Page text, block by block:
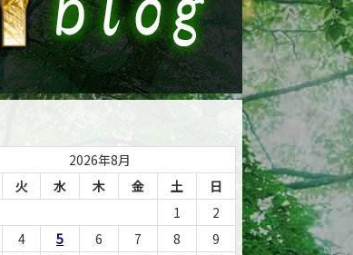
2026年8月
火 水 木 金 土
日
1
2
4 5 6 7 8
9